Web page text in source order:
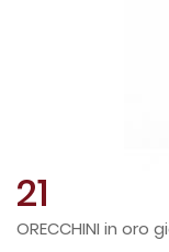
21
ORECCHINI in oro